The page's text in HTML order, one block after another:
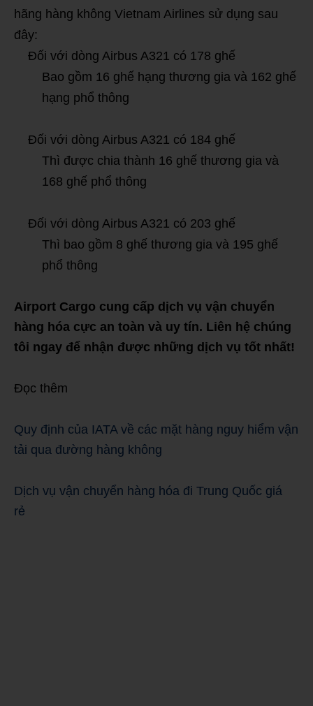
hãng hàng không Vietnam Airlines sử dụng sau
đây:
Đối với dòng Airbus A321 có 178 ghế
Bao gồm 16 ghế hạng thương gia và 162 ghế
hạng phổ thông
Đối với dòng Airbus A321 có 184 ghế
Thì được chia thành 16 ghế thương gia và
168 ghế phổ thông
Đối với dòng Airbus A321 có 203 ghế
Thì bao gồm 8 ghế thương gia và 195 ghế
phổ thông
Airport Cargo cung cấp dịch vụ vận chuyển
hàng hóa cực an toàn và uy tín. Liên hệ chúng
tôi ngay để nhận được những dịch vụ tốt nhất!
Đọc thêm
Quy định của IATA về các mặt hàng nguy hiểm vận
tải qua đường hàng không
Dịch vụ vận chuyển hàng hóa đi Trung Quốc giá
rẻ